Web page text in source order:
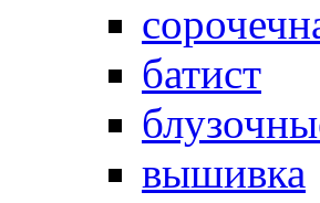
батист
вышивка